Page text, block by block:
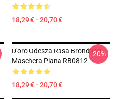
18,29 € - 20,70 €
D'oro Odesza Rasa Brondong
Maschera Piana RB0812
18,29 € - 20,70 €
-20%